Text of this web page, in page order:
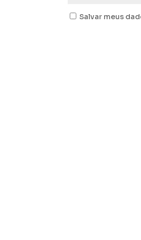
Salvar meus